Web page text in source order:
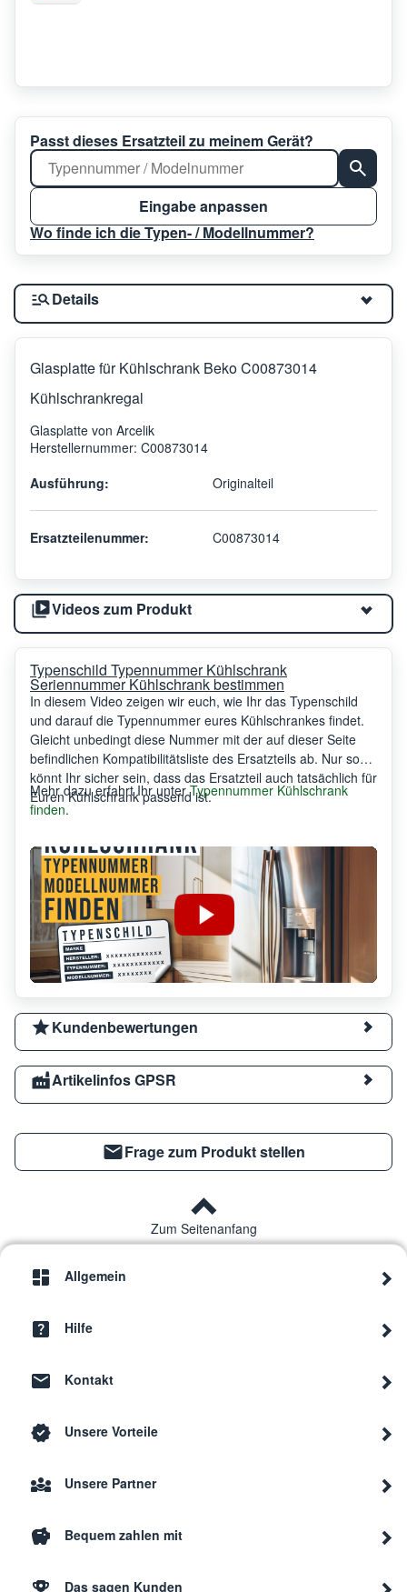
Passt dieses Ersatzteil zu meinem Gerät?
Eingabe anpassen
Wo finde ich die Typen- / Modellnummer?
Details
Glasplatte für Kühlschrank Beko C00873014
Kühlschrankregal
Glasplatte von Arcelik
Herstellernummer: C00873014
Ausführung:
Originalteil
Ersatzteilenummer: C00873014
Videos zum Produkt
Typenschild Typennummer Kühlschrank
Seriennummer Kühlschrank bestimmen
In diesem Video zeigen wir euch, wie Ihr das Typenschild
und darauf die Typennummer eures Kühlschrankes findet.
Gleicht unbedingt diese Nummer mit der auf dieser Seite
befindlichen Kompatibilitätsliste des Ersatzteils ab. Nur so
könnt Ihr sicher sein, dass das Ersatzteil auch tatsächlich für
Euren Kühlschrank passend ist.
Mehr dazu erfahrt Ihr unterTypennummer Kühlschrank
finden.
Kundenbewertungen
Artikelinfos GPSR
Frage zum Produkt stellen
Zum Seitenanfang
Allgemein
Hilfe
Kontakt
Unsere Vorteile
Unsere Partner
Bequem zahlen mit
Das sagen Kunden